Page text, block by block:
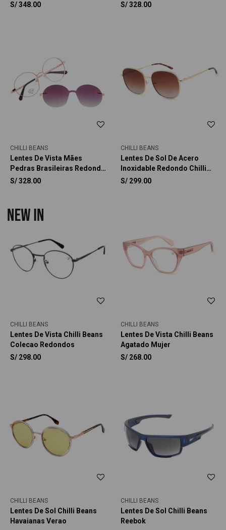
S/348.00
S/328.00
CHILLI BEANS
Lentes De Vista Mães
Pedras Brasileiras Redondo
Mujer
S/328.00
CHILLI BEANS
Lentes De Sol De Acero
Inoxidable Redondo Chilli
Beans
S/ 299.00
CHILLI BEANS
Lentes De Vista Chilli Beans
Colecao Redondos
S/ 298.00
CHILLI BEANS
Lentes De Vista Chilli Beans
Agatado Mujer
S/ 268.00
CHILLI BEANS
Lentes De Sol Chilli Beans
Havaianas Verao
CHILLI BEANS
Lentes De Sol Chilli Beans
Reebok